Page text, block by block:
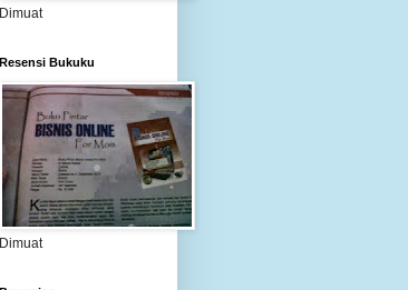
Dimuat
Resensi Bukuku
Dimuat